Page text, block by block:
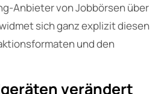
Anbieter von Jobbörsen über
sich ganz explizit diesen
und den
verändert